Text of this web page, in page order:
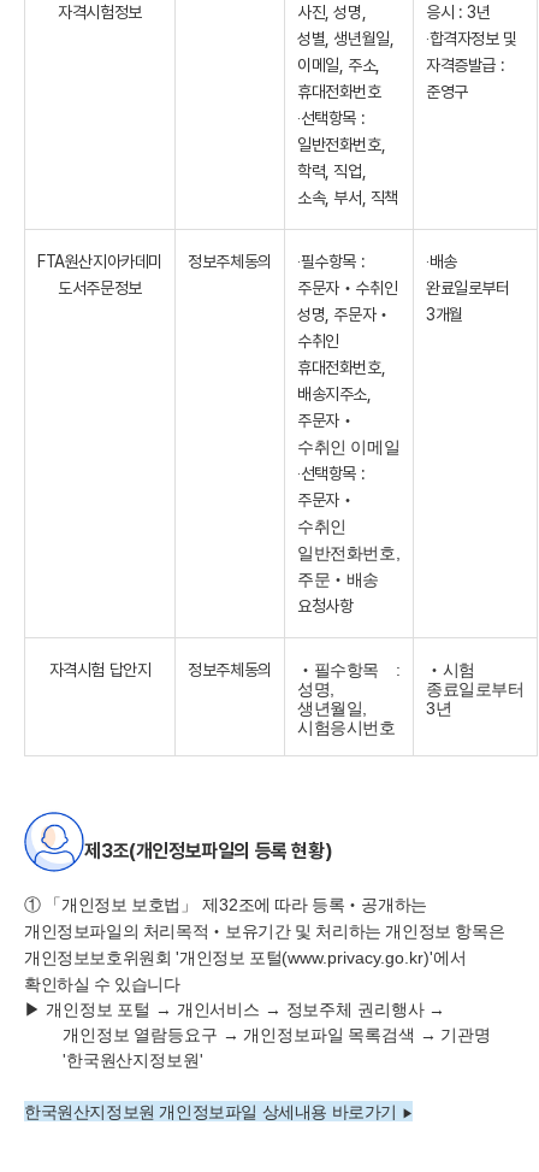
자격시험정보
사진, 성명,
성별, 생년월일,
이메일, 주소,
휴대전화번호
‧선택항목 :
일반전화번호,
학력, 직업,
소속, 부서, 직책
응시 : 3년
‧합격자정보 및
자격증발급 :
준영구
FTA원산지아카데미
도서주문정보
정보주체동의
‧필수항목 :
주문자‧ 수취인
성명, 주문자‧
수취인
휴대전화번호,
배송지주소,
주문자‧
수취인 이메일
‧선택항목 :
주문자‧
수취인
일반전화번호,
주문 ‧배송
요청사항
‧배송
완료일로부터
3개월
자격시험 답안지 정보주체동의
‧필수항목 :
성명,
생년월일,
시험응시번호
‧시험
종료일로부터
3년
제3조(개인정보파일의 등록 현황)
① 「개인정보 보호법 」제32조에 따라 등록 ‧ 공개하는
개인정보파일의 처리목적 ‧ 보유기간 및 처리하는 개인정보 항목은
개인정보보호위원회 '개인정보 포털(www.privacy.go.kr)'에서
확인하실 수 있습니다
▶ 개인정보 포털 → 개인서비스 → 정보주체 권리행사 →
개인정보 열람등요구 → 개인정보파일 목록검색 → 기관명
'한국원산지정보원'
한국원산지정보원 개인정보파일 상세내용 바로가기 ▶